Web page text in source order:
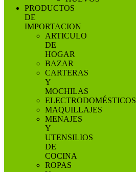
PRODUCTOS
DE
IMPORTACION
ARTICULO
DE
HOGAR
BAZAR
CARTERAS
Y
MOCHILAS
ELECTRODOMÉSTICOS
MAQUILLAJES
MENAJES
Y
UTENSILIOS
DE
COCINA
ROPAS